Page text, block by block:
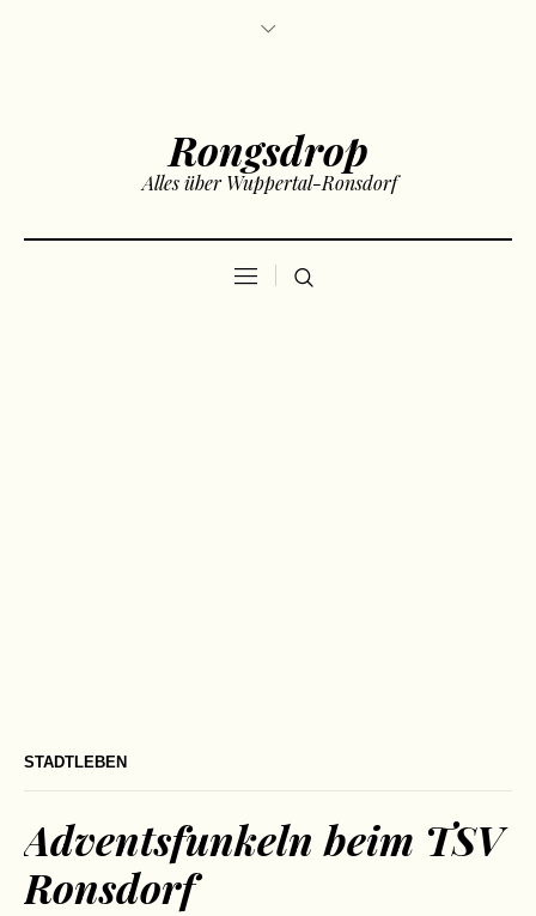
Rongsdrop
Alles über Wuppertal-Ronsdorf
STADTLEBEN
Adventsfunkeln beim TSV
Ronsdorf